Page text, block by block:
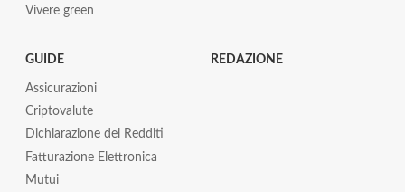
Vivere green
GUIDE
Assicurazioni
Criptovalute
Dichiarazione dei Redditi
Fatturazione Elettronica
Mutui
REDAZIONE